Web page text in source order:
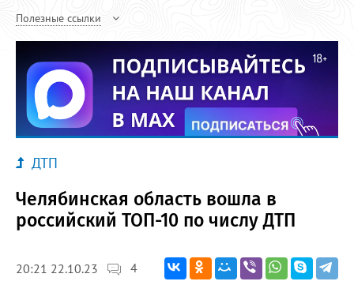
Полезные ссылки
ДТП
Челябинская область вошла в
российский ТОП-10 по числу ДТП
20:21 22.10.23 4